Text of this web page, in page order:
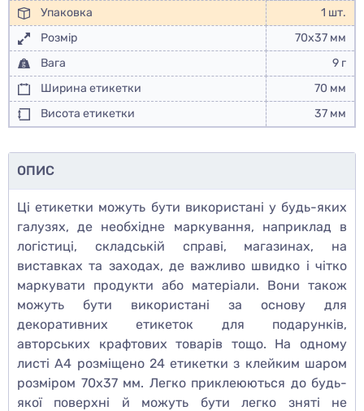
Упаковка
1 шт.
Розмір
70х37 мм
Вага
9 г
Ширина етикетки
70 мм
Висота етикетки
37 мм
ОПИС
Ці етикетки можуть бути використані у будь-яких
галузях, де необхідне маркування, наприклад в
логістиці, складській справі, магазинах, на
виставках та заходах, де важливо швидко і чітко
маркувати продукти або матеріали. Вони також
можуть бути використані за основу для
декоративних етикеток для подарунків,
авторських крафтових товарів тощо. На одному
листі А4 розміщено 24 етикетки з клейким шаром
розміром 70х37 мм. Легко приклеюються до будь-
якої поверхні й можуть бути легко зняті не